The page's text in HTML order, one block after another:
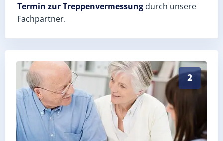
Termin zur Treppenvermessung durch unsere
Fachpartner.
2
Exaktes Aufmaß in Rudolstadt (Landkreis Saalfeld-